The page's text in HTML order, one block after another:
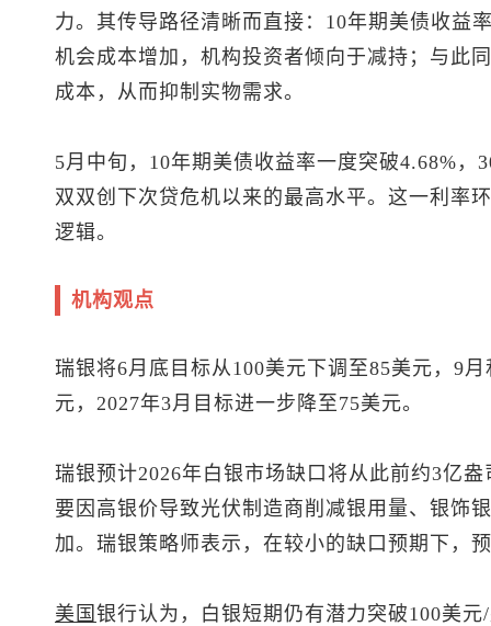
力。其传导路径清晰而直接：10年期美债收益
机会成本增加，机构投资者倾向于减持；与此
成本，从而抑制实物需求。
5月中旬，10年期美债收益率一度突破4.68%，
双双创下次贷危机以来的最高水平。这一利率
逻辑。
机构观点
瑞银将6月底目标从100美元下调至85美元，9
元，2027年3月目标进一步降至75美元。
瑞银预计2026年白银市场缺口将从此前约3亿
要因高银价导致光伏制造商削减银用量、银饰
加。瑞银策略师表示，在较小的缺口预期下，
美国 银行认为，白银短期仍有潜力突破100美